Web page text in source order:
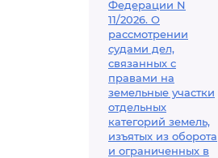
Федерации N
11/2026. О
рассмотрении
судами дел,
связанных с
правами на
земельные участки
отдельных
категорий земель,
изъятых из оборота
и ограниченных в